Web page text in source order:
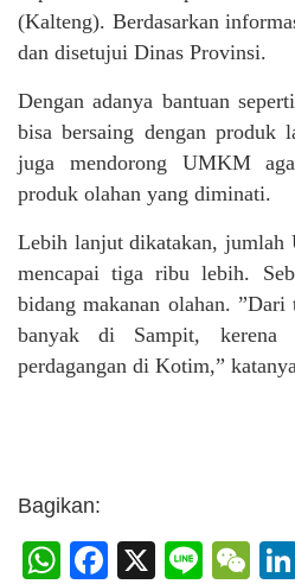
(Kalteng). Berdasarkan
dan disetujui Dinas Provinsi.
Dengan adanya bantuan
bisa bersaing dengan produk
juga mendorong UMKM
produk olahan yang diminati.
Lebih lanjut dikatakan,
mencapai tiga ribu lebih.
bidang makanan olahan.
banyak di Sampit, kerena
perdagangan di Kotim,”
Bagikan:
WhatsApp
Facebook
X Line